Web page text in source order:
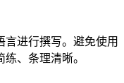
言进行撰写。避免使用
、条理清晰。